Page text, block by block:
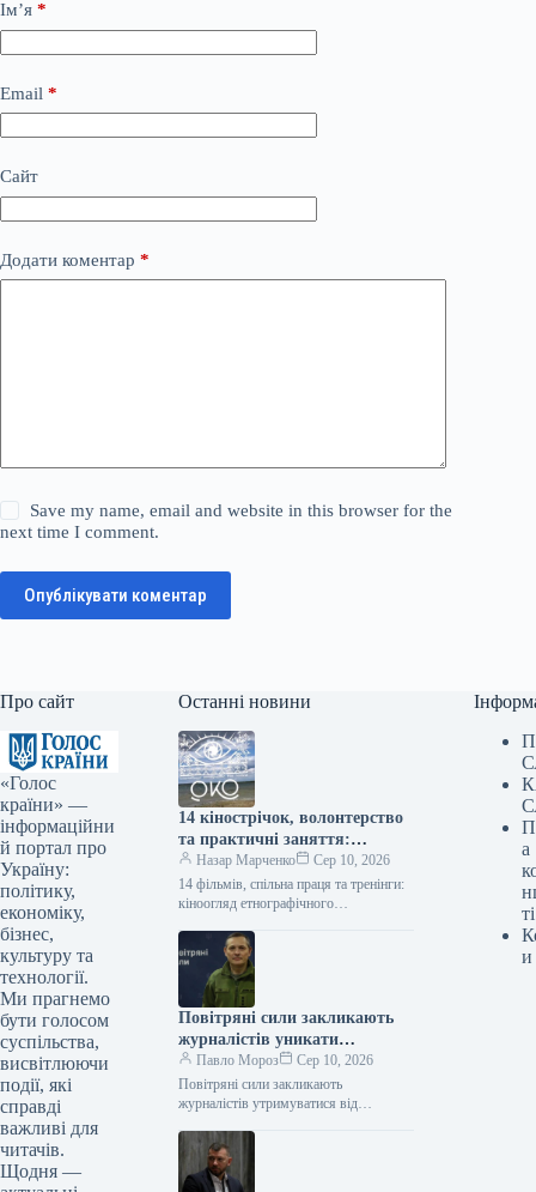
Ім’я *
Email *
Сайт
Додати коментар *
Save my name, email and website in this browser for the
next time I comment.
Опублікувати коментар
Про сайт
«Голос
країни» —
інформаційни
й портал про
Україну:
політику,
економіку,
бізнес,
культуру та
технології.
Ми прагнемо
бути голосом
суспільства,
висвітлюючи
події, які
справді
важливі для
читачів.
Щодня —
Останні новини
14 кінострічок, волонтерство
та практичні заняття:
етнографічний кінофестиваль
«ОКО» презентував свою
програму
Назар Марченко
Сер 10, 2026
14 фільмів, спільна праця та тренінги:
кіноогляд етнографічного
10.08.2026 14:53 Укрінформ
Міжнародний кіноогляд
етнографічного спрямування
презентував програму…
Повітряні сили закликають
журналістів уникати
формулювань на кшталт «не
збито жодної ракети»
Павло Мороз
Сер 10, 2026
Повітряні сили закликають
журналістів утримуватися від
ракети» після чергової ворожої атаки,
щоб не…
а
ті
и